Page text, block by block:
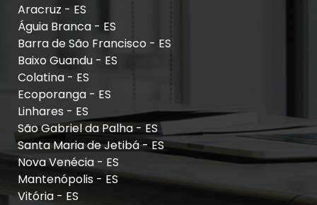
Aracruz - ES
Águia Branca - ES
Barra de São Francisco - ES
Baixo Guandu - ES
Colatina - ES
Ecoporanga - ES
Linhares - ES
São Gabriel da Palha - ES
Santa Maria de Jetibá - ES
Nova Venécia - ES
Mantenópolis - ES
Vitória - ES